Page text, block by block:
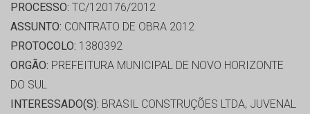
PROCESSO: TC/120176/2012
ASSUNTO: CONTRATO DE OBRA 2012
PROTOCOLO: 1380392
ORGÃO: PREFEITURA MUNICIPAL DE NOVO HORIZONTE
DO SUL
INTERESSADO(S): BRASIL CONSTRUÇÕES LTDA, JUVENAL